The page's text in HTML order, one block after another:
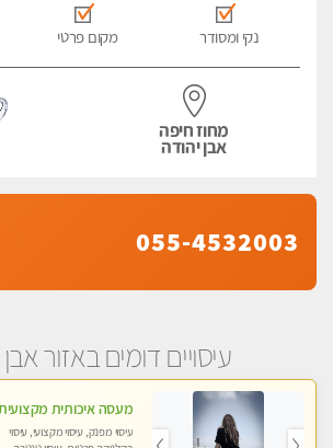
נקי ומסודר מקום פרטי
מחוז חיפה
אבן יהודה
055-4532003
עיסויים דומים באזור
עיסוי מפנק, עיסוי מקצועי, עיסוי